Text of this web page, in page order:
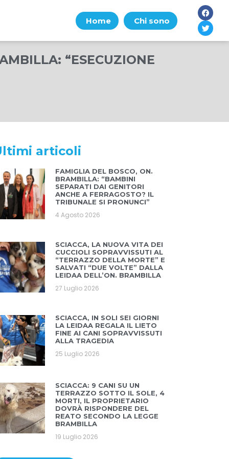
Home Chi sono
“ESECUZIONE
articoli
FAMIGLIA DEL BOSCO, ON.
BRAMBILLA: “BAMBINI
SEPARATI DAI GENITORI
ANCHE A FERRAGOSTO? IL
TRIBUNALE SI PRONUNCI”
4 Agosto 2026
SCIACCA, LA NUOVA VITA DEI
CUCCIOLI SOPRAVVISSUTI AL
“TERRAZZO DELLA MORTE” E
SALVATI “DUE VOLTE” DALLA
LEIDAA DELL’ON. BRAMBILLA
27 Luglio 2026
SCIACCA, IN SOLI SEI GIORNI
LA LEIDAA REGALA IL LIETO
FINE AI CANI SOPRAVVISSUTI
ALLA TRAGEDIA
25 Luglio 2026
SCIACCA: 9 CANI SU UN
TERRAZZO SOTTO IL SOLE, 4
MORTI, IL PROPRIETARIO
DOVRÀ RISPONDERE DEL
REATO SECONDO LA LEGGE
BRAMBILLA
19 Luglio 2026